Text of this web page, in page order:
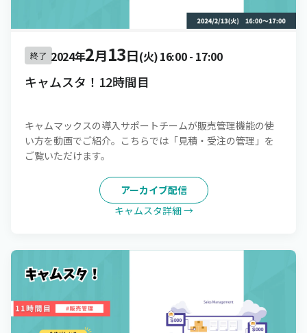
終了 2024年2月13日(火)16:00- 17:00
キャムスタ！12時間目
キャムマックスの導入サポートチームが販売管理機能の使
い方を動画でご紹介。こちらでは「見積・受注の管理」を
ご覧いただけます。
アーカイブ配信
キャムスタ詳細 →